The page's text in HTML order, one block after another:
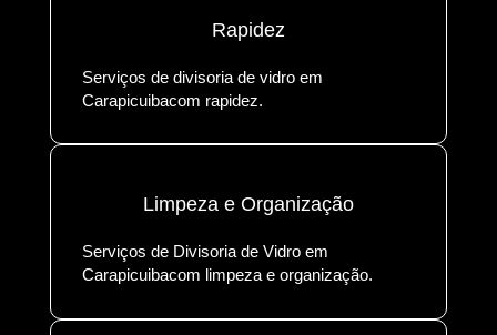
Rapidez
Serviços de divisoria de vidro em
Carapicuibacom rapidez.
Limpeza e Organização
Serviços de Divisoria de Vidro em
Carapicuibacom limpeza e organização.